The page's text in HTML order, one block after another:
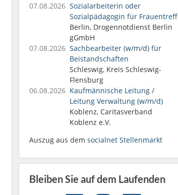
07.08.2026 Sozialarbeiterin oder
Sozialpädagogin für Frauentreff
Berlin, Drogennotdienst Berlin
gGmbH
07.08.2026 Sachbearbeiter (w/m/d) für
Beistandschaften
Schleswig, Kreis Schleswig-
Flensburg
06.08.2026 Kaufmännische Leitung /
Leitung Verwaltung (w/m/d)
Koblenz, Caritasverband
Koblenz e.V.
Auszug aus dem socialnet Stellenmarkt
Bleiben Sie auf dem Laufenden